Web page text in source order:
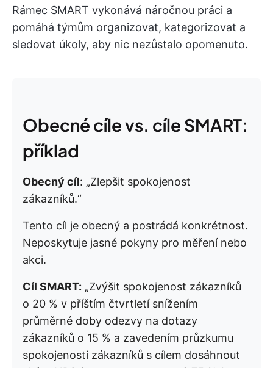
Rámec SMART vykonává náročnou práci a
pomáhá týmům organizovat, kategorizovat a
sledovat úkoly, aby nic nezůstalo opomenuto.
Obecné cíle vs. cíle SMART:
příklad
Obecný cíl: „Zlepšit spokojenost
zákazníků.“
Tento cíl je obecný a postrádá konkrétnost.
Neposkytuje jasné pokyny pro měření nebo
akci.
Cíl SMART: „Zvýšit spokojenost zákazníků
o 20 % v příštím čtvrtletí snížením
průměrné doby odezvy na dotazy
zákazníků o 15 % a zavedením průzkumu
spokojenosti zákazníků s cílem dosáhnout